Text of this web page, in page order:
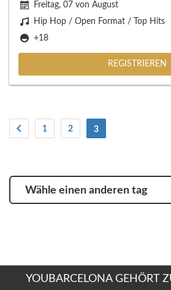
Freitag, 07 von August
Hip Hop / Open Format / Top Hits
+18
REGISTRIEREN
1 2 3(Strom)
Wähle
einen
YOUBARCELONA GEHÖRT